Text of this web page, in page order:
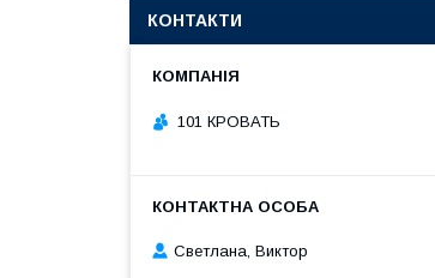
КОНТАКТИ
101 КРОВАТЬ
Светлана, Виктор